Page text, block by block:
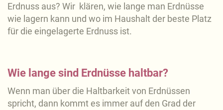
Erdnuss aus? Wir klären, wie lange man Erdnüsse
wie lagern kann und wo im Haushalt der beste Platz
für die eingelagerte Erdnuss ist.
Wie lange sind Erdnüsse haltbar?
Wenn man über die Haltbarkeit von Erdnüssen
spricht, dann kommt es immer auf den Grad der